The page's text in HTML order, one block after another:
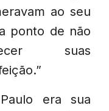
ao seu
ponto de não
suas
era sua